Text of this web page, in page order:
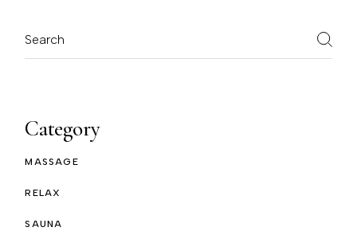
Category
MASSAGE
RELAX
SAUNA